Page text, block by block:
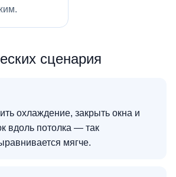
сценария
охлаждение, закрыть окна и
вдоль потолка — так
мягче.